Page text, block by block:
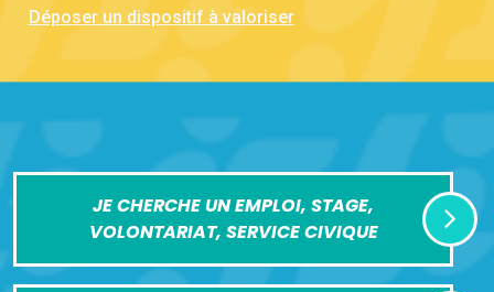
Déposer un dispositif à valoriser
JE CHERCHE UN EMPLOI, STAGE,
VOLONTARIAT, SERVICE CIVIQUE